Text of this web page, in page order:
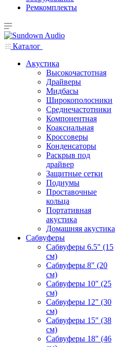
Ремкомплекты
Каталог
Акустика
Высокочастотная
Драйверы
Мидбасы
Широкополосники
Среднечастотники
Компонентная
Коаксиальная
Кроссоверы
Конденсаторы
Раскрыв под
драйвер
Защитные сетки
Подиумы
Проставочные
кольца
Портативная
акустика
Домашняя акустика
Сабвуферы
Сабвуферы 6.5" (15
см)
Сабвуферы 8" (20
см)
Сабвуферы 10" (25
см)
Сабвуферы 12" (30
см)
Сабвуферы 15" (38
см)
Сабвуферы 18" (46